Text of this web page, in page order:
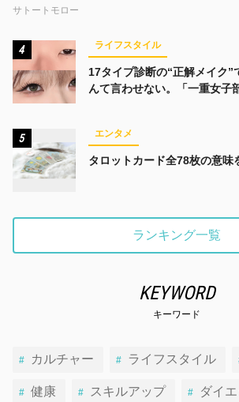
サトートモロー
4 ライフスタイル
17タイプ診断の“正解メイク”
んて言わせない。「一重女子
5 エンタメ
タロットカード全78枚の意味
ランキング一覧
KEYWORD
キーワード
カルチャー ライフスタイル
健康 スキルアップ ダイエ